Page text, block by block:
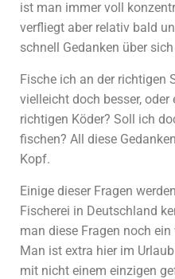
ist man immer voll
verfliegt aber relativ bald
schnell Gedanken über
Fische ich an der richtigen
vielleicht doch besser,
richtigen Köder? Soll ich
fischen? All diese
Kopf.
Einige dieser Fragen
Fischerei in Deutschland
man diese Fragen noch
Man ist extra hier im
mit nicht einem einzigen